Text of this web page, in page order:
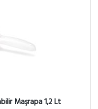
Maşrapa 1,2 Lt